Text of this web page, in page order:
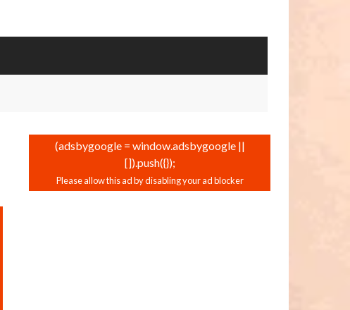
(adsbygoogle = window.adsbygoogle ||
[]).push({});